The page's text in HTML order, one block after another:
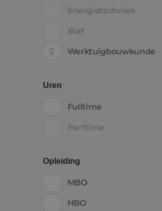
Energietechniek
Staf
Werktuigbouwkunde
Uren
Fulltime
Parttime
Opleiding
MBO
HBO